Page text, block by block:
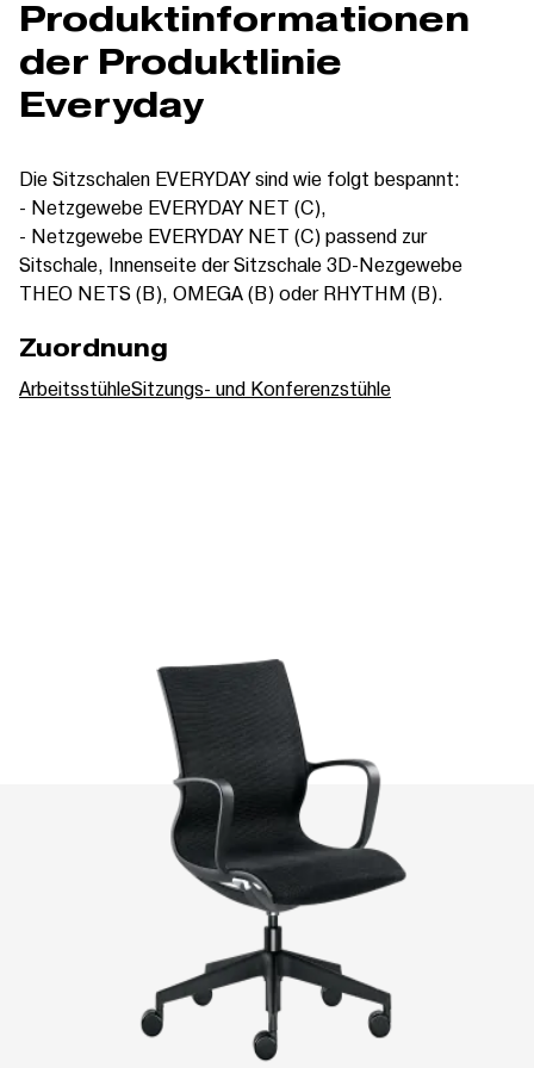
Produktinformationen
der Produktlinie
Everyday
Die Sitzschalen EVERYDAY sind wie folgt bespannt:
- Netzgewebe EVERYDAY NET (C),
- Netzgewebe EVERYDAY NET (C) passend zur
Sitschale, Innenseite der Sitzschale 3D-Nezgewebe
THEO NETS (B), OMEGA (B) oder RHYTHM (B).
Zuordnung
ArbeitsstühleSitzungs- und Konferenzstühle